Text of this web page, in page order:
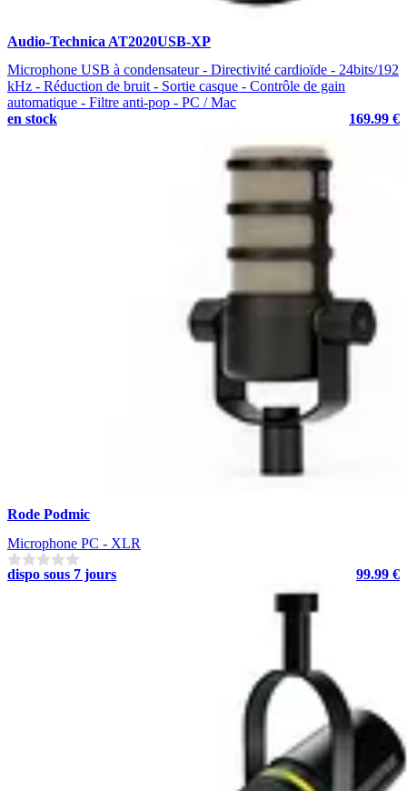
Audio-Technica AT2020USB-XP
Microphone USB à condensateur - Directivité cardioïde - 24bits/192
kHz - Réduction de bruit - Sortie casque - Contrôle de gain
automatique - Filtre anti-pop - PC / Mac
en stock
169.99 €
Rode Podmic
Microphone PC - XLR
dispo sous 7 jours
99.99 €